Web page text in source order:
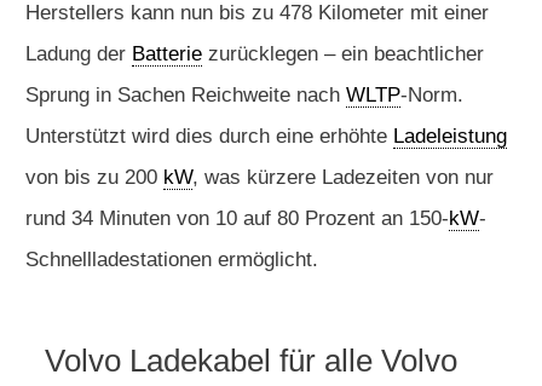
Herstellers kann nun bis zu 478 Kilometer mit einer
Ladung der Batterie zurücklegen – ein beachtlicher
Sprung in Sachen Reichweite nach WLTP-Norm.
Unterstützt wird dies durch eine erhöhte Ladeleistung
von bis zu 200 kW, was kürzere Ladezeiten von nur
rund 34 Minuten von 10 auf 80 Prozent an 150-kW-
Schnellladestationen ermöglicht.
Volvo Ladekabel für alle Volvo